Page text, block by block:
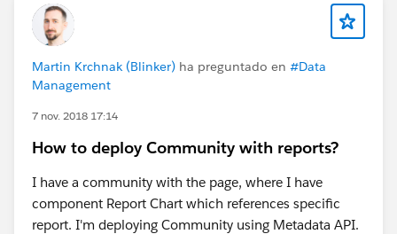
Martin Krchnak (Blinker) ha preguntado en #Data
Management
7 nov. 2018 17:14
How to deploy Community with reports?
I have a community with the page, where I have
component Report Chart which references specific
report. I'm deploying Community using Metadata API.